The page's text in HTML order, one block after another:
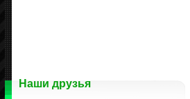
Наши друзья